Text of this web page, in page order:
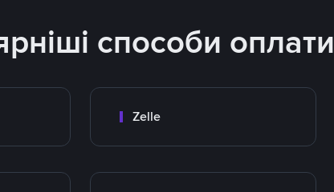
способи оплати
Zelle